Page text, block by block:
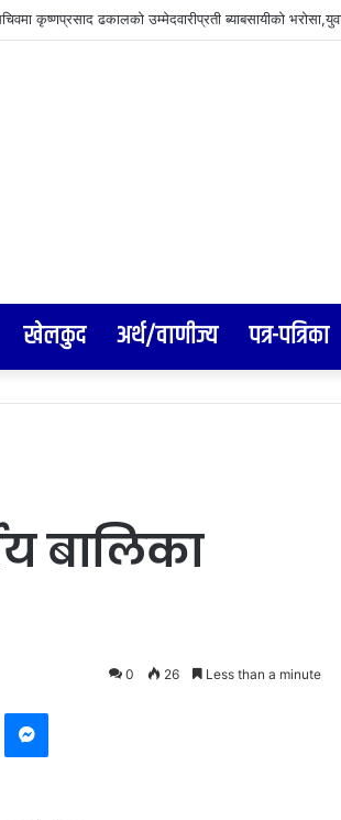
पुर्ने र अव्यवस्थित तार हटाउने काम तीव्र
खेलकुद अर्थ/वाणीज्य पत्र-पत्रिका
बालिका
0 26 Less than a minute